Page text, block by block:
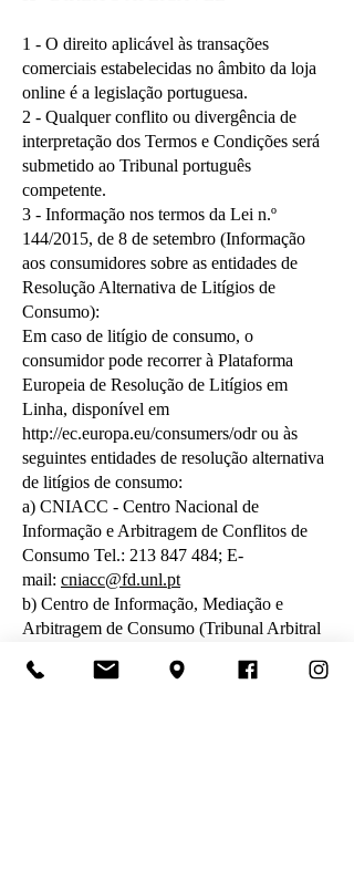
1 - O direito aplicável às transações
comerciais estabelecidas no âmbito da loja
online é a legislação portuguesa.
2 - Qualquer conflito ou divergência de
interpretação dos Termos e Condições será
submetido ao Tribunal português
competente.
3 - Informação nos termos da Lei n.º
144/2015, de 8 de setembro (Informação
aos consumidores sobre as entidades de
Resolução Alternativa de Litígios de
Consumo):
Em caso de litígio de consumo, o
consumidor pode recorrer à Plataforma
Europeia de Resolução de Litígios em
Linha, disponível em
http://ec.europa.eu/consumers/odrou às
seguintes entidades de resolução alternativa
de litígios de consumo:
a) CNIACC - Centro Nacional de
Informação e Arbitragem de Conflitos de
Consumo Tel.: 213 847 484; E-
mail: cniacc@fd.unl.pt
b) Centro de Informação, Mediação e
Arbitragem de Consumo (Tribunal Arbitral
mail:
geral@ciab.pt